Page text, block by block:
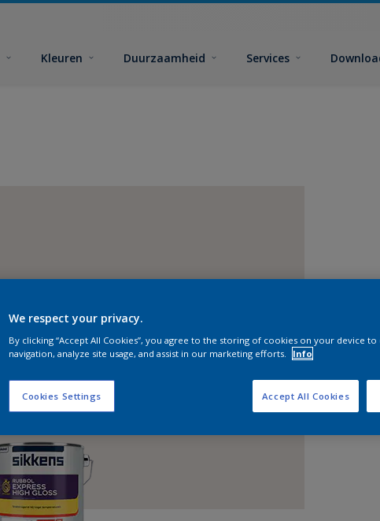
Kleuren Duurzaamheid Services
We respect your privacy.
By clicking “Accept All Cookies”, you agree to the storing of cookies on your device to
navigation, analyze site usage, and assist in our marketing efforts.
Info
Cookies Settings Accept All Cookies